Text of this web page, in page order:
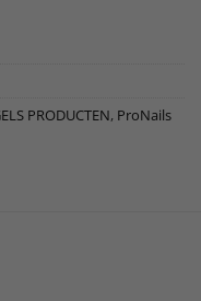
PRODUCTEN, ProNails